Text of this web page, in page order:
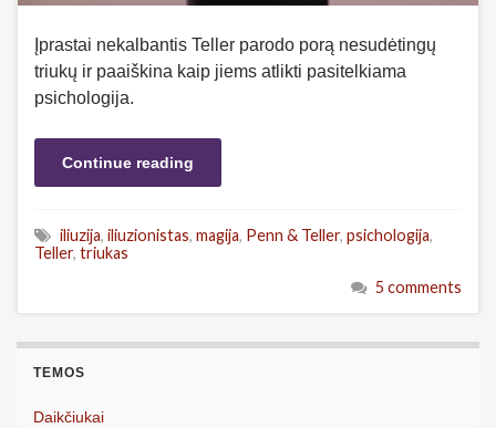
Įprastai nekalbantis Teller parodo porą nesudėtingų
triukų ir paaiškina kaip jiems atlikti pasitelkiama
psichologija.
Continue reading
iliuzija, iliuzionistas, magija, Penn & Teller, psichologija,
Teller, triukas
5 comments
TEMOS
Daikčiukai